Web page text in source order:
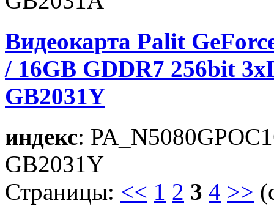
Видеокарта Palit
/ 16GB GDDR7 256bit
GB2031Y
индекс:
GB2031Y
Страницы: << 1 2 3 4 >>